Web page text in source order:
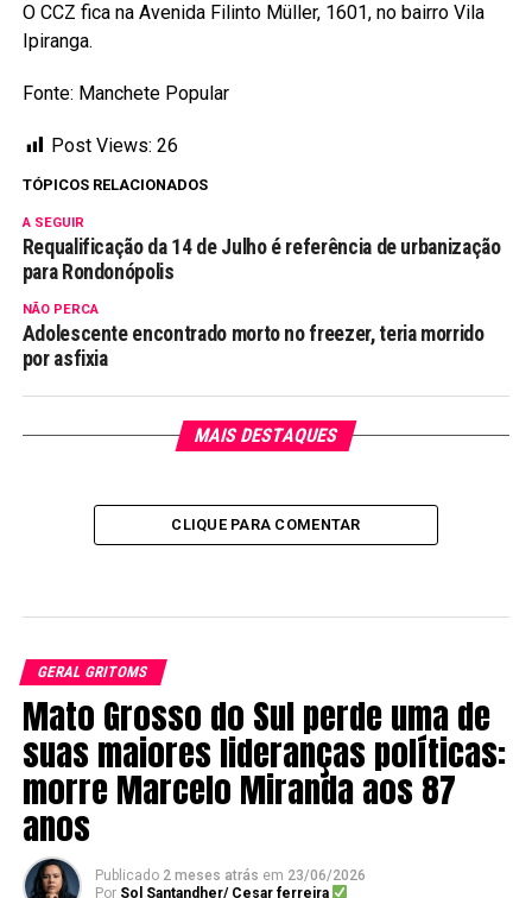
O CCZ fica na Avenida Filinto Müller, 1601, no bairro Vila
Ipiranga.
Fonte: Manchete Popular
Post Views: 26
TÓPICOS RELACIONADOS
A SEGUIR
Requalificação da 14 de Julho é referência de urbanização
para Rondonópolis
NÃO PERCA
Adolescente encontrado morto no freezer, teria morrido
por asfixia
MAIS DESTAQUES
CLIQUE PARA COMENTAR
GERAL GRITOMS
Mato Grosso do Sul perde uma de
suas maiores lideranças políticas:
morre Marcelo Miranda aos 87
anos
Publicado 2 meses atrás em 23/06/2026
Por Sol Santandher/ Cesar ferreira